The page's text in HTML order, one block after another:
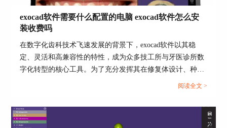
exocad软件需要什么配置的电脑 exocad软件怎么安
装收费吗
在数字化齿科技术飞速发展的背景下，exocad软件以其稳
定、灵活和高兼容性的特性，成为众多技工所与牙医诊所数
字化转型的核心工具。为了充分发挥其在修复体设计、种植
规划、正畸建模等方面的性能优势，用户不仅要关注其强大
exocad软件怎么安装收费吗”等关键问题。本文将结合使用实
操经验，分段详解软件运行配置要求、安装流程、授权机制
阅读全文 >